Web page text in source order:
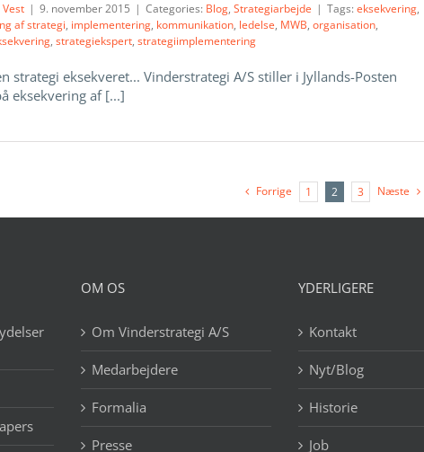
| 9. november 2015 | Categories: Blog, Strategiarbejde | Tags: eksekvering,
af strategi, implementering, kommunikation, ledelse, MWB, organisation,
, strategiekspert, strategiimplementering
strategi eksekveret... Vinderstrategi A/S stiller i Jyllands-Posten
eksekvering af [...]
Forrige 1 2 3 Næste
OM OS
Om Vinderstrategi A/S
Medarbejdere
Formalia
Presse
YDERLIGERE
Kontakt
Nyt/Blog
Historie
Job